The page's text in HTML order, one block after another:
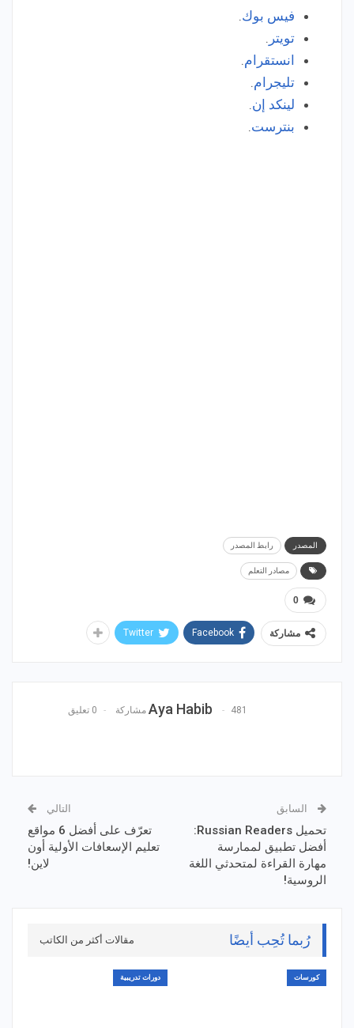
فيس بوك.
تويتر .
انستقرام.
تليجرام.
لينكد إن.
بنترست.
المصدر رابط المصدر
مصادر التعلم
0
مشاركة Facebook
Twitter
Aya Habib 481 مشاركة 0 تعليق
السابق
تحميل Russian Readers:
أفضل تطبيق لممارسة
مهارة القراءة لمتحدثي اللغة
الروسية!
التالي
تعرّف على أفضل 6 مواقع
تعليم الإسعافات الأولية أون
لاين!
رُبما تُحِب أيضًا مقالات أكثر من الكاتب
كورسات دورات تدريبية